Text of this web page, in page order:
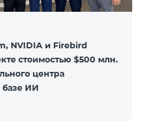
NVIDIA и Firebird
стоимостью $500 млн.
центра
базе ИИ